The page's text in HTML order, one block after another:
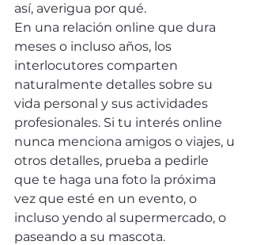
así, averigua por qué.
En una relación online que dura
meses o incluso años, los
interlocutores comparten
naturalmente detalles sobre su
vida personal y sus actividades
profesionales. Si tu interés online
nunca menciona amigos o viajes, u
otros detalles, prueba a pedirle
que te haga una foto la próxima
vez que esté en un evento, o
incluso yendo al supermercado, o
paseando a su mascota.